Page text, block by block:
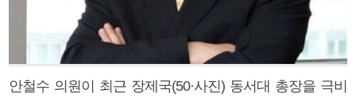
안철수 의원이 최근 장제국(50·사진) 동서대 총장을 극비